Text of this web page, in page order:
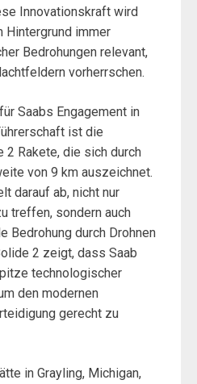
Innovationskraft wird
Hintergrund immer
Bedrohungen relevant,
vorherrschen.
Saabs Engagement in
ist die
2 Rakete, die sich durch
von 9 km auszeichnet.
darauf ab, nicht nur
treffen, sondern auch
Bedrohung durch Drohnen
2 zeigt, dass Saab
technologischer
den modernen
gerecht zu
in Grayling, Michigan,